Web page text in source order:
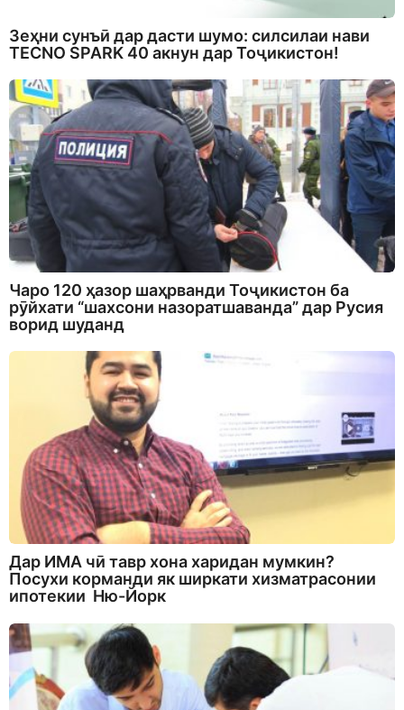
Зеҳни сунъӣ дар дасти шумо: силсилаи нави
TECNO SPARK 40 акнун дар Тоҷикистон!
Чаро 120 ҳазор шаҳрванди Тоҷикистон ба
рӯйхати “шахсони назоратшаванда” дар Русия
ворид шуданд
Дар ИМА чӣ тавр хона харидан мумкин?
Посухи корманди як ширкати хизматрасонии
ипотекии Ню-Йорк